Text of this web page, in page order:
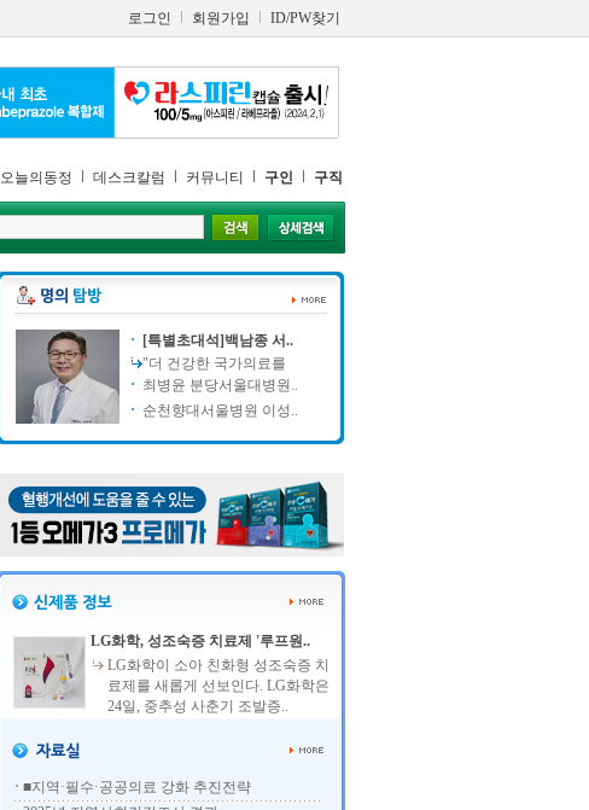
로그인 회원가입 ID/PW찾기
오늘의동정 데스크칼럼 커뮤니티 구인 구직
[특별초대석]백남종 서..
"더 건강한 국가의료를
최병윤 분당서울대병원..
순천향대서울병원 이성..
LG화학, 성조숙증 치료제 '루프원..
LG화학이 소아 친화형 성조숙증 치
료제를 새롭게 선보인다. LG화학은
24일, 중추성 사춘기 조발증..
■지역·필수·공공의료 강화 추진전략